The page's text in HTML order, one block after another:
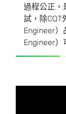
過程公正，
試，除CQT
Engineer）
Engineer）